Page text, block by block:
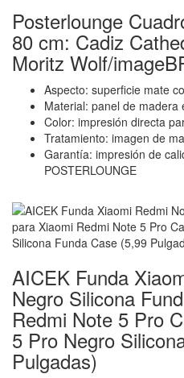
Posterlounge
80 cm: Cadiz
Moritz Wolf/
Aspecto: superficie mate
Material: panel de
Color: impresión directa
Tratamiento: imagen de
Garantía: impresión de
POSTERLOUNGE
AICEK Funda
Negro Silicona
Redmi Note 5 Pro
5 Pro Negro
Pulgadas)